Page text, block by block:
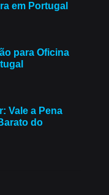
em Portugal
para Oficina
Vale a Pena
do